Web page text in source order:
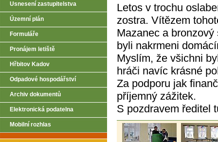
Letos v trochu
zostra. Vítězem
Mazanec a
byli nakrmeni
Myslím, že všichni
hráči navíc krásné
Za podporu jak
příjemný zážitek.
S pozdravem ředitel
Usnesení zastupitelstva
Územní plán
Formuláře
Pronájem letiště
Hřbitov Kadov
Odpadové hospodářství
Archiv dokumentů
Elektronická podatelna
Mobilní rozhlas